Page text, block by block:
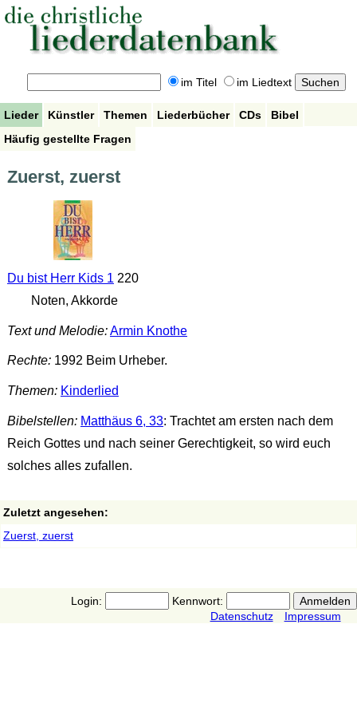
im Titel im Liedtext
Lieder Künstler Themen Liederbücher CDs
Bibel
Häufig gestellte Fragen
Zuerst, zuerst
Du bist Herr Kids 1 220
Noten, Akkorde
Text und Melodie:Armin Knothe
Rechte:1992 Beim Urheber.
Themen: Kinderlied
Bibelstellen: Matthäus 6, 33: Trachtet am ersten nach dem
Reich Gottes und nach seiner Gerechtigkeit, so wird euch
solches alles zufallen.
Zuletzt angesehen:
Zuerst, zuerst
Login:
Kennwort:
Datenschutz
Impressum